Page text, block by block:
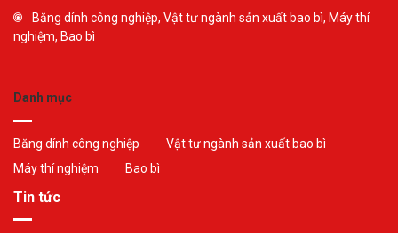
Băng dính công nghiệp, Vật tư ngành sản xuất bao bì, Máy thí
nghiệm, Bao bì
Danh mục
Băng dính công nghiệp
Vật tư ngành sản xuất bao bì
Máy thí nghiệm
Bao bì
Tin tức